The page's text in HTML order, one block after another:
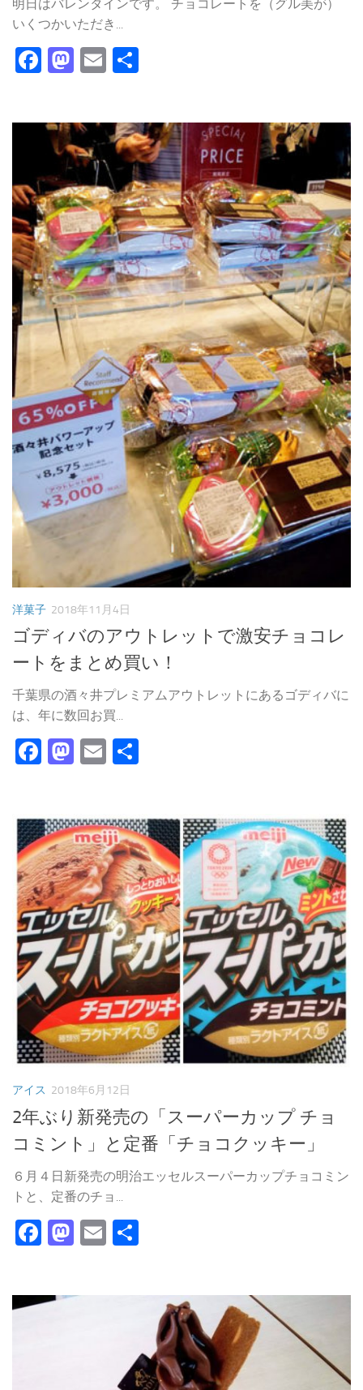
明日はバレンタインです。 チョコレートを（グル美が）
いくつかいただき...
Facebook
Mastodon
Email
洋菓子 2018年11月4日
ゴディバのアウトレットで激安チョコレ
ートをまとめ買い！
千葉県の酒々井プレミアムアウトレットにあるゴディバに
は、年に数回お買...
Facebook
Mastodon
Email
アイス 2018年6月12日
2年ぶり新発売の「スーパーカップ チョ
コミント」と定番「チョコクッキー」
６月４日新発売の明治エッセルスーパーカップチョコミン
トと、定番のチョ...
Facebook
Mastodon
Email